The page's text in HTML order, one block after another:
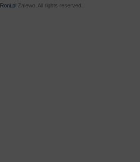
Roni.plZalewo. All rights reserved.